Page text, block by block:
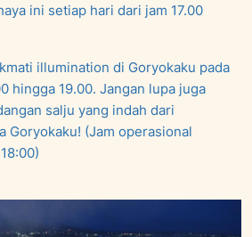
ini setiap hari dari jam 17.00
illumination di Goryokaku pada
hingga 19.00. Jangan lupa juga
salju yang indah dari
Goryokaku! (Jam operasional